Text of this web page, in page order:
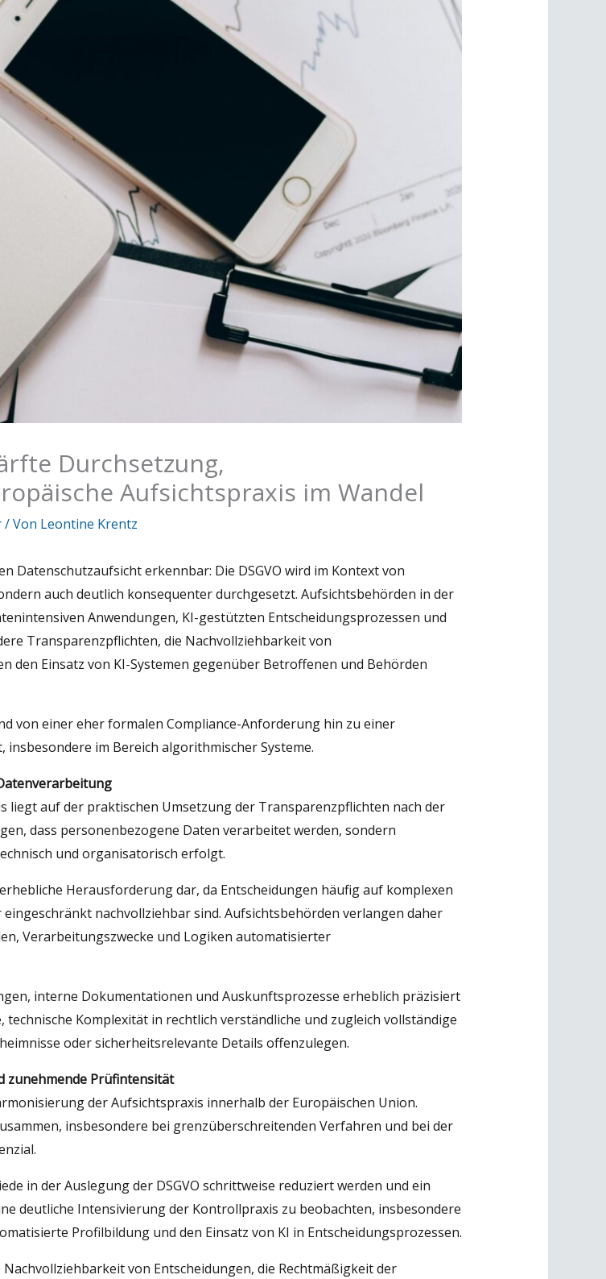
Durchsetzung,
Aufsichtspraxis im Wandel
/ Von Leontine Krentz
Datenschutzaufsicht erkennbar: Die DSGVO wird im Kontext von
auch deutlich konsequenter durchgesetzt. Aufsichtsbehörden in der
Anwendungen, KI-gestützten Entscheidungsprozessen und
Transparenzpflichten, die Nachvollziehbarkeit von
den Einsatz von KI-Systemen gegenüber Betroffenen und Behörden
von einer eher formalen Compliance-Anforderung hin zu einer
im Bereich algorithmischer Systeme.
liegt auf der praktischen Umsetzung der Transparenzpflichten nach der
dass personenbezogene Daten verarbeitet werden, sondern
und organisatorisch erfolgt.
Herausforderung dar, da Entscheidungen häufig auf komplexen
nachvollziehbar sind. Aufsichtsbehörden verlangen daher
Verarbeitungszwecke und Logiken automatisierter
interne Dokumentationen und Auskunftsprozesse erheblich präzisiert
Komplexität in rechtlich verständliche und zugleich vollständige
oder sicherheitsrelevante Details offenzulegen.
zunehmende Prüfintensität
der Aufsichtspraxis innerhalb der Europäischen Union.
insbesondere bei grenzüberschreitenden Verfahren und bei der
in der Auslegung der DSGVO schrittweise reduziert werden und ein
deutliche Intensivierung der Kontrollpraxis zu beobachten, insbesondere
Profilbildung und den Einsatz von KI in Entscheidungsprozessen.
von Entscheidungen, die Rechtmäßigkeit der